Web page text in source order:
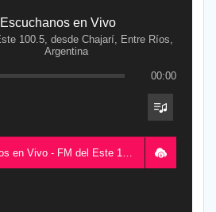
Escuchanos en Vivo
100.5, desde Chajarí, Entre Ríos,
Argentina
00:00
1. Escuchanos en Vivo - FM del Este 100.5, desde Chajarí, Entre Ríos, Argentina